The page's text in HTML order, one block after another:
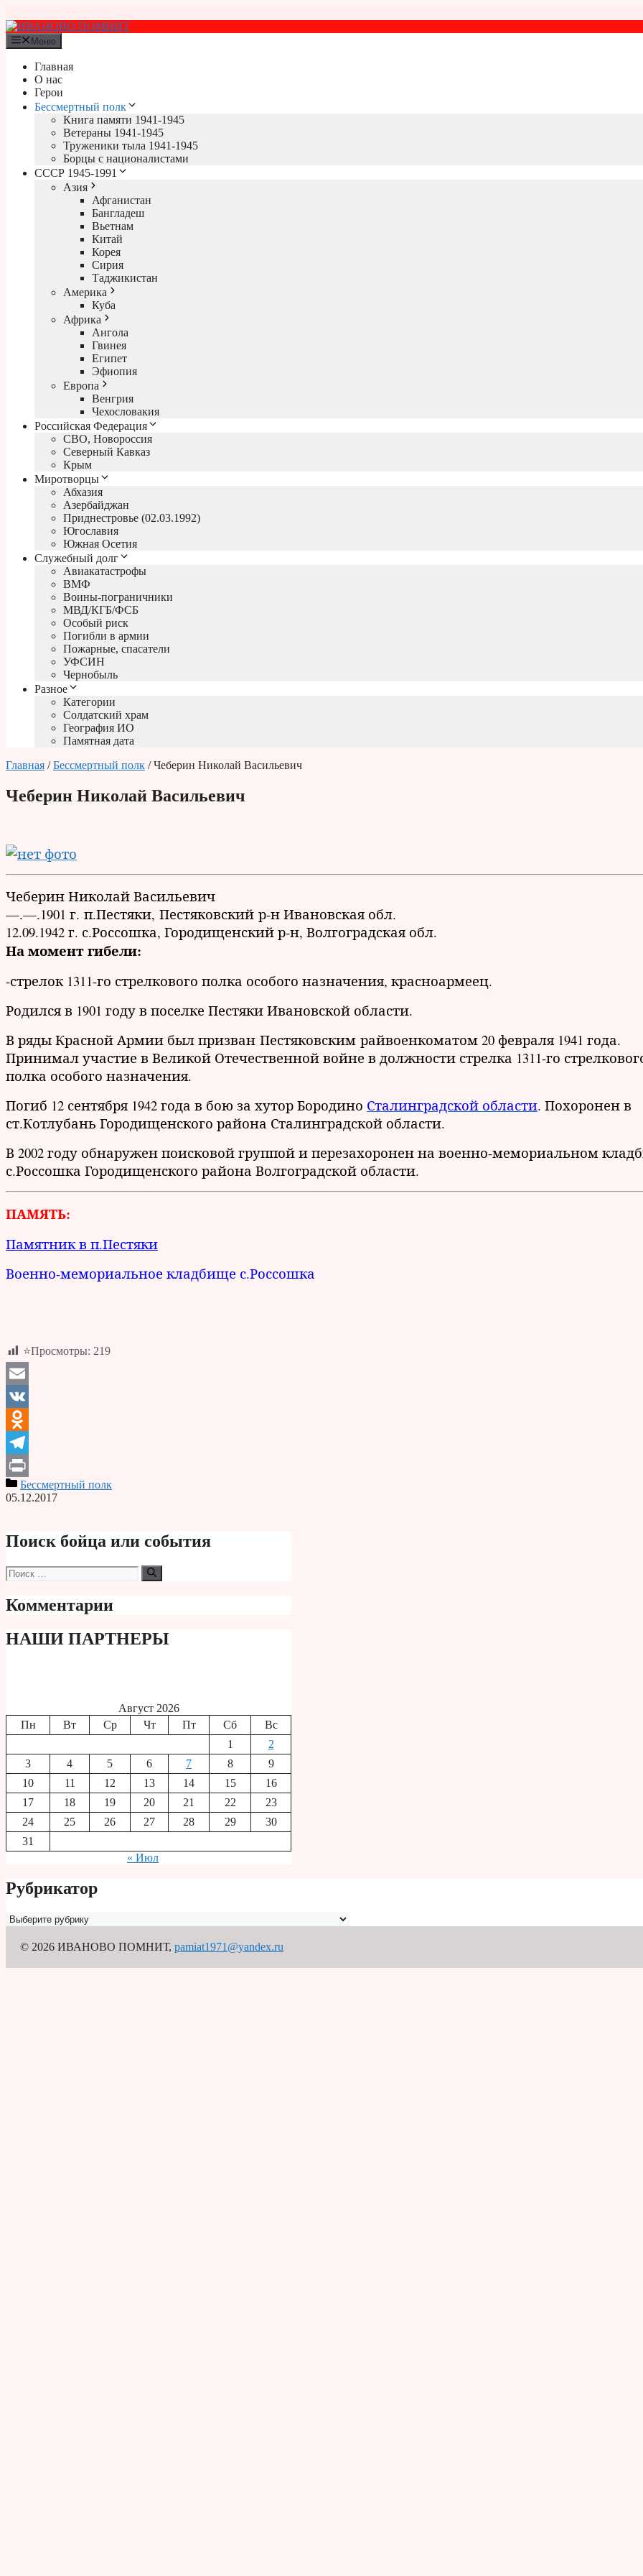
к
содержимому
Меню
Главная
О нас
Герои
Бессмертный полк
Книга памяти 1941-1945
Ветераны 1941-1945
Труженики тыла 1941-1945
Борцы с националистами
СССР 1945-1991
Азия
Афганистан
Бангладеш
Вьетнам
Китай
Корея
Сирия
Таджикистан
Америка
Куба
Африка
Ангола
Гвинея
Египет
Эфиопия
Европа
Венгрия
Чехословакия
Российская Федерация
СВО, Новороссия
Северный Кавказ
Крым
Миротворцы
Абхазия
Азербайджан
Приднестровье (02.03.1992)
Югославия
Южная Осетия
Служебный долг
Авиакатастрофы
ВМФ
Воины-пограничники
МВД/КГБ/ФСБ
Особый риск
Погибли в армии
Пожарные, спасатели
УФСИН
Чернобыль
Разное
Категории
Солдатский храм
География ИО
Памятная дата
Главная /Бессмертный полк / Чеберин Николай Васильевич
Чеберин Николай Васильевич
Чеберин Николай Васильевич
—.—.1901 г. п.Пестяки, Пестяковский р-н Ивановская обл.
12.09.1942 г. с.Россошка, Городищенский р-н, Волгоградская обл.
На момент гибели:
-стрелок 1311-го стрелкового полка особого назначения, красноармеец.
Родился в 1901 году в поселке Пестяки Ивановской области.
В ряды Красной Армии был призван Пестяковским райвоенкоматом 20 февраля 1941 года.
Принимал участие в Великой Отечественной войне в должности стрелка 1311-го
полка особого назначения.
Погиб 12 сентября 1942 года в бою за хутор Бородино Сталинградской области. Похоронен в
ст.Котлубань Городищенского района Сталинградской области.
В 2002 году обнаружен поисковой группой и перезахоронен на военно-мемориальном
с.Россошка Городищенского района Волгоградской области.
ПАМЯТЬ:
Памятник в п.Пестяки
Военно-мемориальное кладбище с.Россошка
⭐Просмотры: 219
Email
VK
Odnoklassniki
Telegram
PrintБессмертный полк
05.12.2017
Поиск бойца или события
Поиск:
Комментарии
НАШИ ПАРТНЕРЫ
Август 2026
Пн
Вт Ср Чт Пт Сб
Вс
1
2
3
4 5 6 7 8
9
10
11 12 13 14 15
16
17
18 19 20 21 22
23
24
25 26 27 28 29
30
31
« Июл
Рубрикатор
Рубрикатор
© 2026 ИВАНОВО ПОМНИТ, pamiat1971@yandex.ru